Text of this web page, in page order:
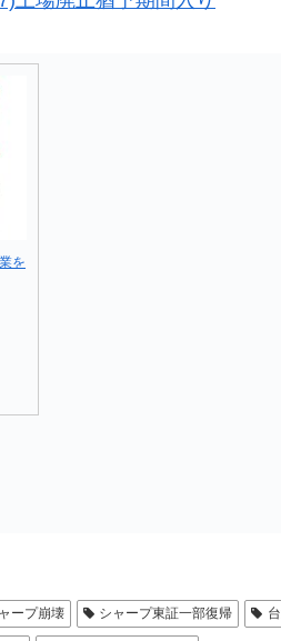
を
ープ崩壊 シャープ東証一部復帰